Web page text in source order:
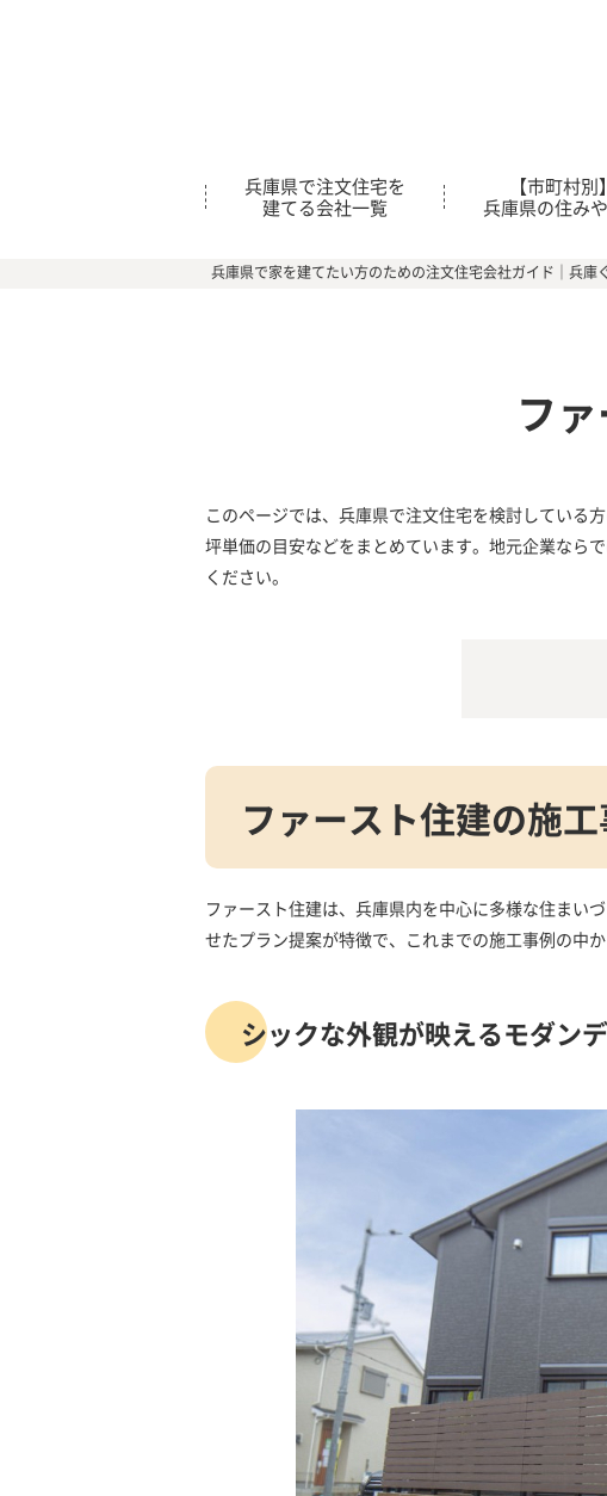
兵庫県で注文住宅を
建てる会社一覧
【市町村別】
兵庫県の住み
兵庫県で家を建てたい方のための注文住宅会社ガイド｜兵庫
フ
このページでは、兵庫県で注文住宅を検討している
坪単価の目安などをまとめています。地元企業なら
ください。
ファースト住建の施
ファースト住建は、兵庫県内を中心に多様な住まい
せたプラン提案が特徴で、これまでの施工事例の中
シックな外観が映えるモダン